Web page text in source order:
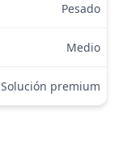
Pesado
Medio
Solución premium